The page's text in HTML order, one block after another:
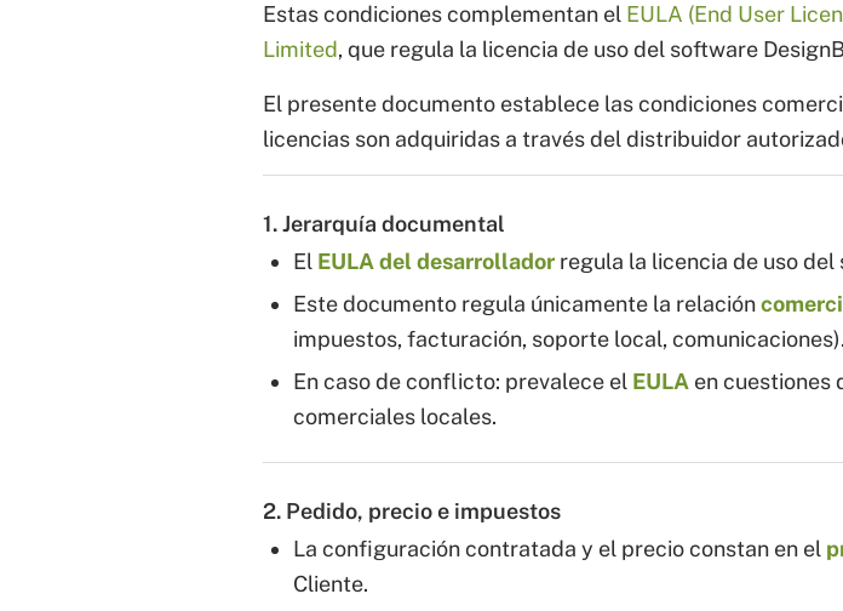
Estas condiciones complementan el EULA (End User
Limited, que regula la licencia de uso del software
El presente documento establece las condiciones
licencias son adquiridas a través del distribuidor
1. Jerarquía documental
El EULA del desarrollador regula la licencia de uso
Este documento regula únicamente la relación
impuestos, facturación, soporte local, comunicaciones).
En caso de conflicto: prevalece el EULA en cuestiones
comerciales locales.
2. Pedido, precio e impuestos
La configuración contratada y el precio constan en el
Cliente.